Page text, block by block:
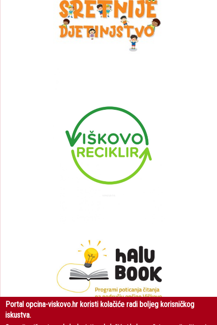
Portal opcina-viskovo.hr koristi kolačiće radi boljeg korisničkog
iskustva.